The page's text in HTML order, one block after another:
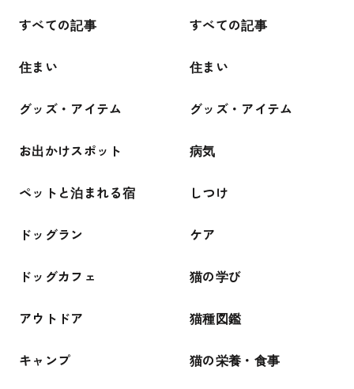
すべての記事
住まい
グッズ・アイテム
お出かけスポット
ペットと泊まれる宿
ドッグラン
ドッグカフェ
アウトドア
キャンプ
すべての記事
住まい
グッズ・アイテム
病気
しつけ
ケア
猫の学び
猫種図鑑
猫の栄養・食事